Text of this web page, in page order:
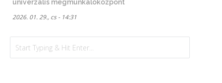
univerzális megmunkálóközpont
2026. 01. 29., cs - 14:31